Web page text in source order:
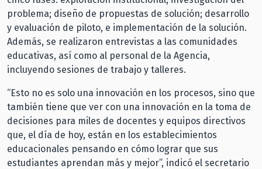
problema; diseño de propuestas de solución; desarrollo
y evaluación de piloto, e implementación de la solución.
Además, se realizaron entrevistas a las comunidades
educativas, así como al personal de la Agencia,
incluyendo sesiones de trabajo y talleres.
“Esto no es solo una innovación en los procesos, sino que
también tiene que ver con una innovación en la toma de
decisiones para miles de docentes y equipos directivos
que, el día de hoy, están en los establecimientos
educacionales pensando en cómo lograr que sus
estudiantes aprendan más y mejor”, indicó el secretario